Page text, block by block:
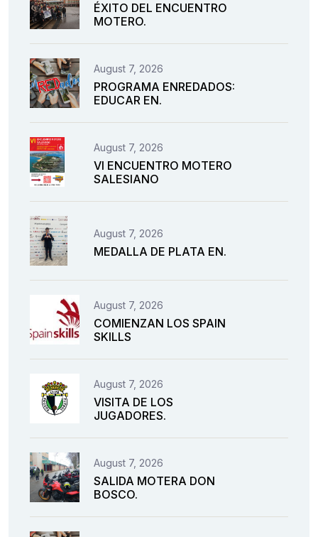
ÉXITO DEL ENCUENTRO
MOTERO.
August 7, 2026
PROGRAMA ENREDADOS:
EDUCAR EN.
August 7, 2026
VI ENCUENTRO MOTERO
SALESIANO
August 7, 2026
MEDALLA DE PLATA EN.
August 7, 2026
COMIENZAN LOS SPAIN
SKILLS
August 7, 2026
VISITA DE LOS
JUGADORES.
August 7, 2026
SALIDA MOTERA DON
BOSCO.